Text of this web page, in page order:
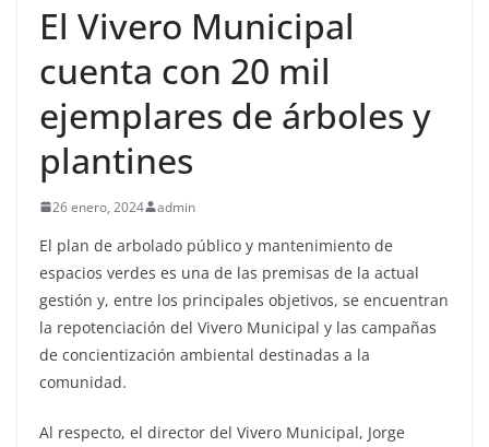
El Vivero Municipal
cuenta con 20 mil
ejemplares de árboles y
plantines
26 enero, 2024 admin
El plan de arbolado público y mantenimiento de
espacios verdes es una de las premisas de la actual
gestión y, entre los principales objetivos, se encuentran
la repotenciación del Vivero Municipal y las campañas
de concientización ambiental destinadas a la
comunidad.
Al respecto, el director del Vivero Municipal, Jorge